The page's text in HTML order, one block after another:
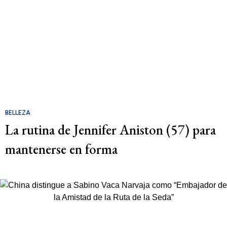
BELLEZA
La rutina de Jennifer Aniston (57) para
mantenerse en forma